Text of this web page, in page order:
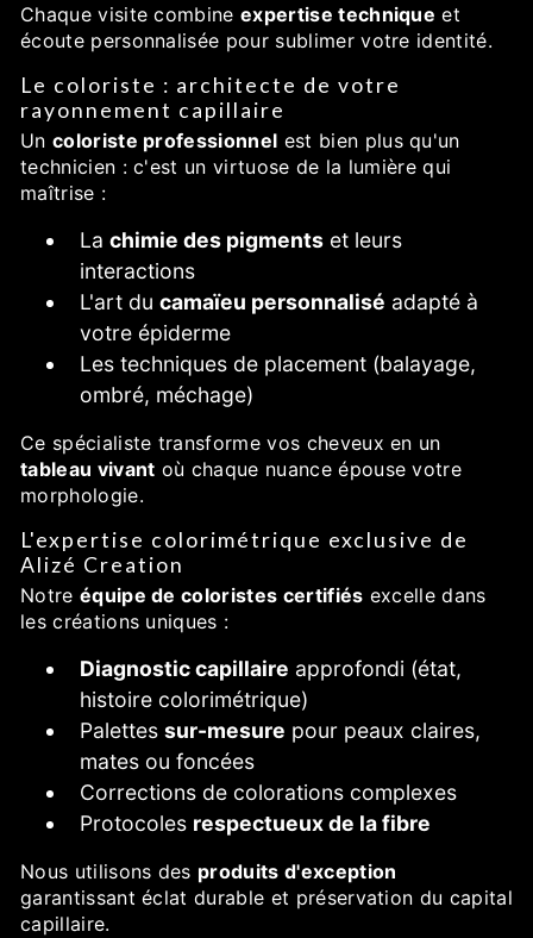
Chaque visite combineexpertise technique et
écoute personnalisée pour sublimer votre identité.
Le coloriste : architecte de votre
rayonnement capillaire
Un coloriste professionnel est bien plus qu'un
technicien : c'est un virtuose de la lumière qui
maîtrise :
La chimie des pigments et leurs
interactions
L'art du camaïeu personnalisé adapté à
votre épiderme
Les techniques de placement (balayage,
ombré, méchage)
Ce spécialiste transforme vos cheveux en un
tableau vivant où chaque nuance épouse votre
morphologie.
L'expertise colorimétrique exclusive de
Alizé Creation
Notre équipe de coloristes certifiés excelle dans
les créations uniques :
Diagnostic capillaire approfondi (état,
histoire colorimétrique)
Palettes sur-mesure pour peaux claires,
mates ou foncées
Corrections de colorations complexes
Protocoles respectueux de la fibre
Nous utilisons des produits d'exception
garantissant éclat durable et préservation du capital
capillaire.